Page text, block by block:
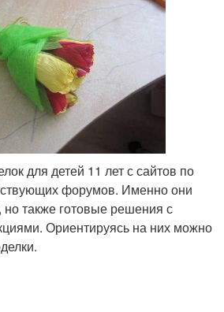
для детей 11 лет с сайтов по
форумов. Именно они
но также готовые решения с
Ориентируясь на них можно